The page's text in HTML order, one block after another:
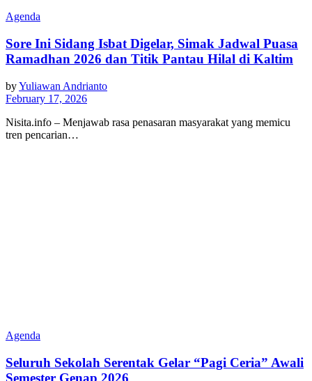
Agenda
Sore Ini Sidang Isbat Digelar, Simak Jadwal Puasa
Ramadhan 2026 dan Titik Pantau Hilal di Kaltim
byYuliawan Andrianto
February 17, 2026
Nisita.info – Menjawab rasa penasaran masyarakat yang memicu
tren pencarian…
Agenda
Seluruh Sekolah Serentak Gelar “Pagi Ceria” Awali
Semester Genap 2026